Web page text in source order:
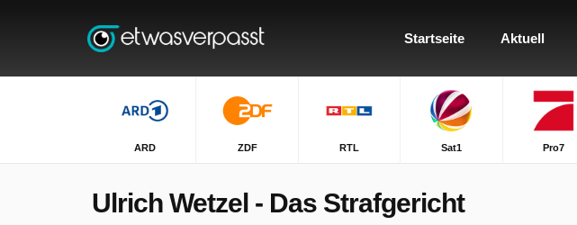
Startseite Aktuell
ARD ZDF RTL Sat1 Pro7
Ulrich Wetzel - Das Strafgericht